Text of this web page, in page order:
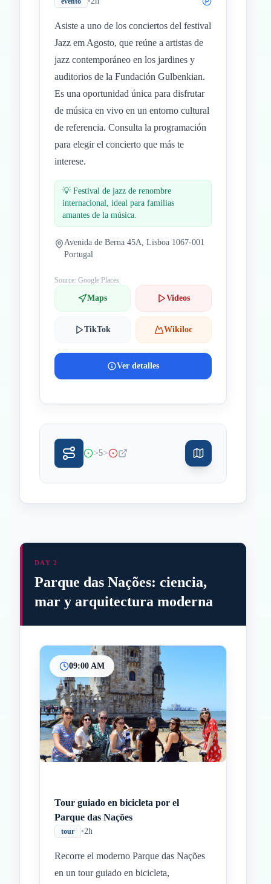
Asiste a uno de los conciertos del festival
Jazz em Agosto, que reúne a artistas de
jazz contemporáneo en los jardines y
auditorios de la Fundación Gulbenkian.
Es una oportunidad única para disfrutar
de música en vivo en un entorno cultural
de referencia. Consulta la programación
para elegir el concierto que más te
interese.
💡 Festival de jazz de renombre
internacional, ideal para familias
amantes de la música.
Avenida de Berna 45A, Lisboa 1067-001
Portugal
Source: Google Places
Maps Videos
TikTok Wikiloc
Ver detalles
>5>
InicioParadas intermedias
Final
DAY 2
Parque das Nações: ciencia,
mar y arquitectura moderna
09:00 AM
Tour guiado en bicicleta por el
Parque das Nações
tour •2h
Recorre el moderno Parque das Nações
en un tour guiado en bicicleta,